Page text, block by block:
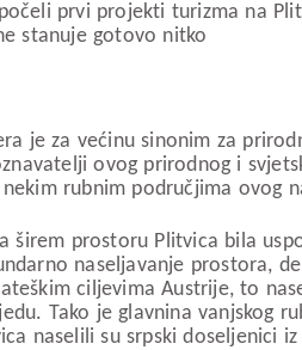
prvi projekti turizma na
stanuje gotovo nitko
je za većinu sinonim za
ovog prirodnog i
rubnim područjima ovog
širem prostoru Plitvica bila
naseljavanje prostora,
ciljevima Austrije, to
Tako je glavnina vanjskog
naselili su srpski doseljenici